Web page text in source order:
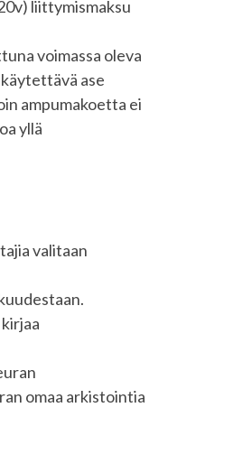
liittymismaksu
voimassa oleva
ase
ampumakoetta ei
yllä
valitaan
omaa arkistointia